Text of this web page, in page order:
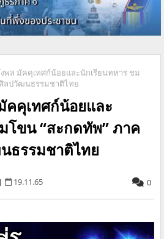
พล มัคคุเทศก์น้อยและนักเรียนทหาร ชม
ลปวัฒนธรรมชาติไทย
คุเทศก์น้อยและ
โขน “สะกดทัพ” ภาค
ธรรมชาติไทย
19.11.65 0